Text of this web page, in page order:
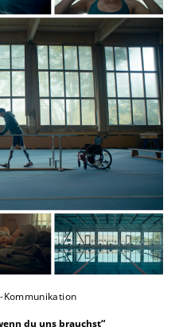
Kommunikation
du uns brauchst“